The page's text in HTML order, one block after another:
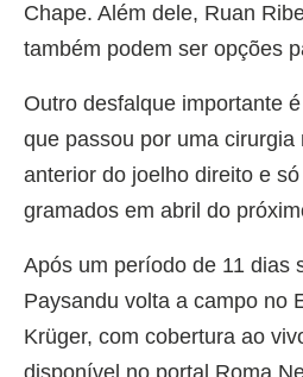
Chape. Além dele, Ruan
também podem ser opções
Outro desfalque importante
que passou por uma
anterior do joelho direito e
gramados em abril do
Após um período de 11 dias
Paysandu volta a campo no
Krüger, com cobertura ao